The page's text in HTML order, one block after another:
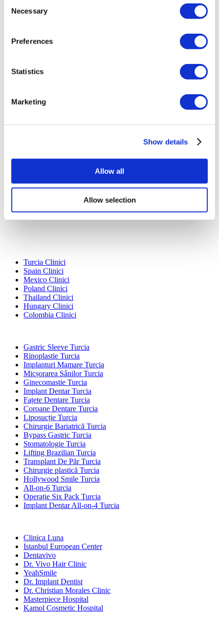
Selection
Necessary
Preferences
Statistics
Marketing
Show details
Allow all
Allow selection
Toate tratamentele sunt efectuate de o instituție de sănătate
certificată în turism medical.
Despre noi
Autori & recenzenti
FAQ
Adăugați clinica dvs.
Turcia Clinici
Spain Clinici
Mexico Clinici
Poland Clinici
Thailand Clinici
Hungary Clinici
Colombia Clinici
Gastric Sleeve Turcia
Rinoplastie Turcia
Implanturi Mamare Turcia
Micșorarea Sânilor Turcia
Ginecomastie Turcia
Implant Dentar Turcia
Fațete Dentare Turcia
Coroane Dentare Turcia
Liposucție Turcia
Chirurgie Bariatrică Turcia
Bypass Gastric Turcia
Stomatologie Turcia
Lifting Brazilian Turcia
Transplant De Păr Turcia
Chirurgie plastică Turcia
Hollywood Smile Turcia
All-on-6 Turcia
Operație Six Pack Turcia
Implant Dentar All-on-4 Turcia
Clinica Luna
Istanbul European Center
Dentavivo
Dr. Vivo Hair Clinic
YeahSmile
Dr. Implant Dentist
Dr. Christian Morales Clinic
Masterpiece Hospital
Kamol Cosmetic Hospital